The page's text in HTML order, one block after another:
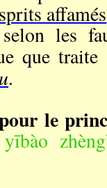
affamés
les
que
.
le
yībào